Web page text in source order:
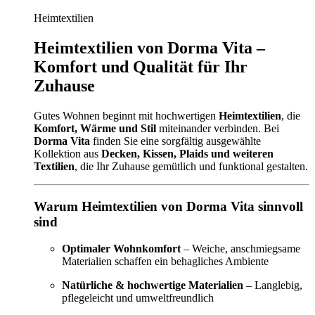
Heimtextilien
Heimtextilien von Dorma Vita –
Komfort und Qualität für Ihr
Zuhause
Gutes Wohnen beginnt mit hochwertigen Heimtextilien, die
Komfort, Wärme und Stil miteinander verbinden. Bei
Dorma Vita finden Sie eine sorgfältig ausgewählte
Kollektion aus Decken, Kissen, Plaids und weiteren
Textilien, die Ihr Zuhause gemütlich und funktional gestalten.
Warum Heimtextilien von Dorma Vita sinnvoll
sind
Optimaler Wohnkomfort – Weiche, anschmiegsame
Materialien schaffen ein behagliches Ambiente
Natürliche & hochwertige Materialien – Langlebig,
pflegeleicht und umweltfreundlich